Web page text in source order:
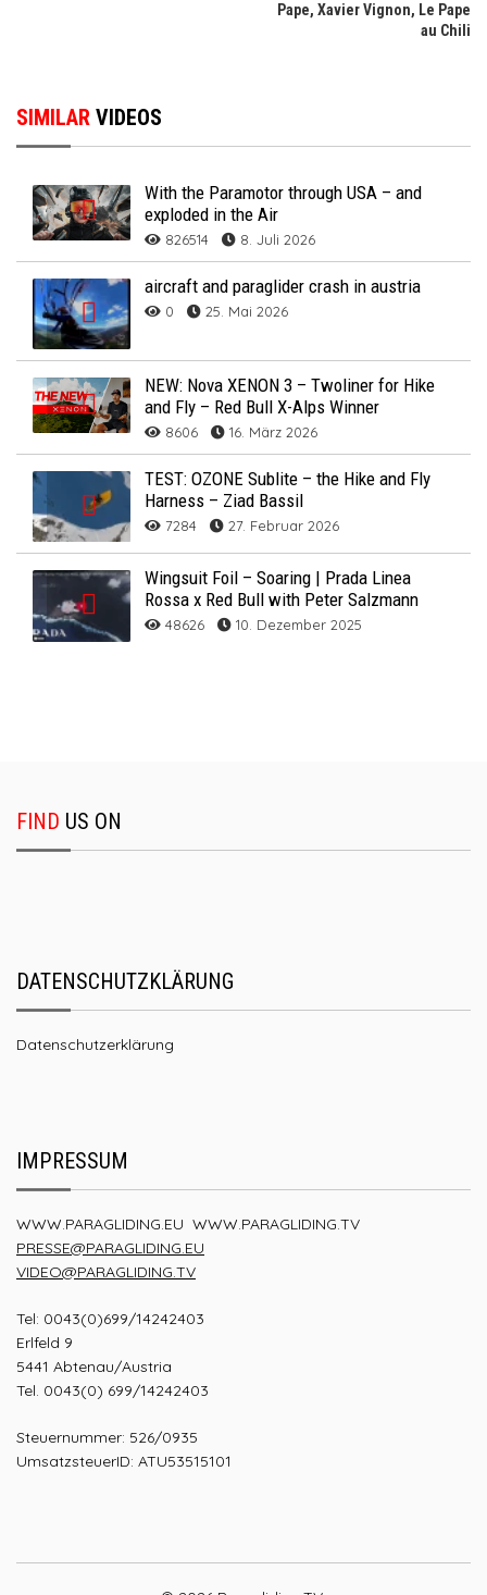
Pape, Xavier Vignon, Le Pape
au Chili
SIMILAR VIDEOS
With the Paramotor through USA – and
exploded in the Air
826514 8. Juli 2026
aircraft and paraglider crash in austria
0 25. Mai 2026
NEW: Nova XENON 3 – Twoliner for Hike
and Fly – Red Bull X-Alps Winner
8606 16. März 2026
TEST: OZONE Sublite – the Hike and Fly
Harness – Ziad Bassil
7284 27. Februar 2026
Wingsuit Foil – Soaring | Prada Linea
Rossa x Red Bull with Peter Salzmann
48626 10. Dezember 2025
FIND US ON
DATENSCHUTZKLÄRUNG
Datenschutzerklärung
IMPRESSUM
WWW.PARAGLIDING.EU WWW.PARAGLIDING.TV
PRESSE@PARAGLIDING.EU
VIDEO@PARAGLIDING.TV
Tel: 0043(0)699/14242403
Erlfeld 9
5441 Abtenau/Austria
Tel. 0043(0) 699/14242403
Steuernummer: 526/0935
UmsatzsteuerID: ATU53515101